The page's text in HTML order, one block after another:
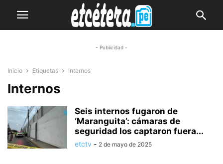
- Publicidad -
Inicio Etiquetas Internos
Internos
Seis internos fugaron de
‘Maranguita’: cámaras de
seguridad los captaron fuera...
etctv - 2 de mayo de 2025